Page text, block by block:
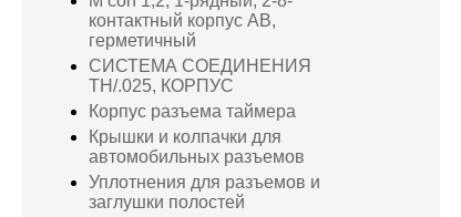
контактный корпус AB,
герметичный
СИСТЕМА СОЕДИНЕНИЯ
TH/.025, КОРПУС
Корпус разъема таймера
Крышки и колпачки для
автомобильных разъемов
Уплотнения для разъемов и
заглушки полостей